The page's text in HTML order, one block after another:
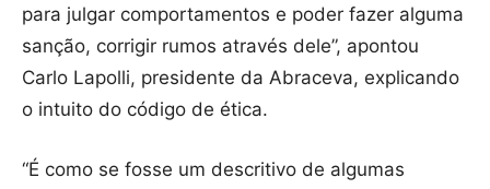
para julgar comportamentos e poder fazer alguma
sanção, corrigir rumos através dele”, apontou
Carlo Lapolli, presidente da Abraceva, explicando
o intuito do código de ética.
“É como se fosse um descritivo de algumas